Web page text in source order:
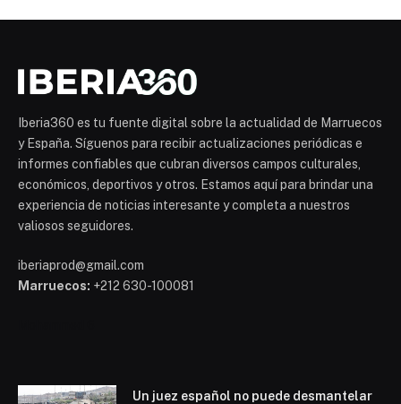
Iberia360 es tu fuente digital sobre la actualidad de Marruecos
y España. Síguenos para recibir actualizaciones periódicas e
informes confiables que cubran diversos campos culturales,
económicos, deportivos y otros. Estamos aquí para brindar una
experiencia de noticias interesante y completa a nuestros
valiosos seguidores.
iberiaprod@gmail.com
Marruecos: +212 630-100081
Un juez español no puede desmantelar